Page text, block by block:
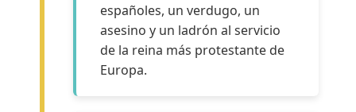
españoles, un verdugo, un
asesino y un ladrón al servicio
de la reina más protestante de
Europa.